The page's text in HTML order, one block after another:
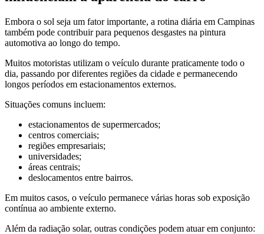
Embora o sol seja um fator importante, a rotina diária em Campinas
também pode contribuir para pequenos desgastes na pintura
automotiva ao longo do tempo.
Muitos motoristas utilizam o veículo durante praticamente todo o
dia, passando por diferentes regiões da cidade e permanecendo
longos períodos em estacionamentos externos.
Situações comuns incluem:
estacionamentos de supermercados;
centros comerciais;
regiões empresariais;
universidades;
áreas centrais;
deslocamentos entre bairros.
Em muitos casos, o veículo permanece várias horas sob exposição
contínua ao ambiente externo.
Além da radiação solar, outras condições podem atuar em conjunto: